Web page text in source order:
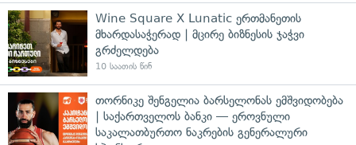
Wine Square X Lunatic ერთმანეთის
მხარდასაჭერად | მცირე ბიზნესის ჯაჭვი
გრძელდება
10 საათის წინ
თორნიკე შენგელია ბარსელონას ემშვიდობება
| საქართველოს ბანკი — ეროვნული
საკალათბურთო ნაკრების გენერალური